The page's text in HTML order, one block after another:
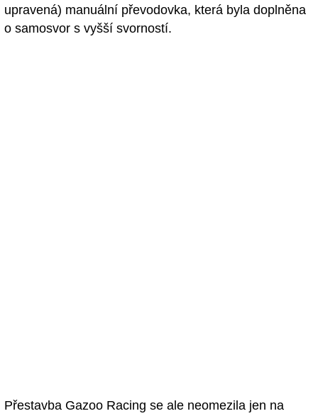
upravená) manuální převodovka, která byla doplněna
o samosvor s vyšší svorností.
Přestavba Gazoo Racing se ale neomezila jen na